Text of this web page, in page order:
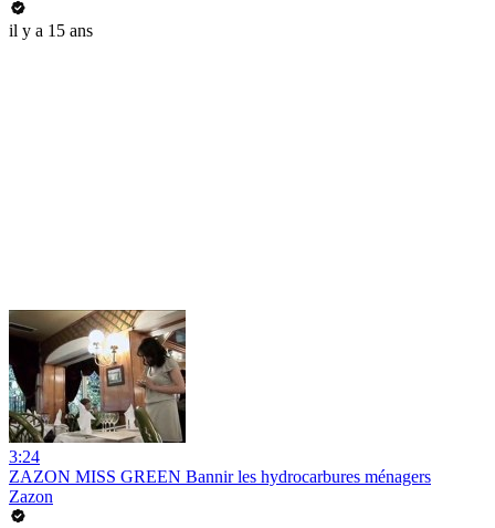
il y a 15 ans
3:24
ZAZON MISS GREEN Bannir les hydrocarbures ménagers
Zazon